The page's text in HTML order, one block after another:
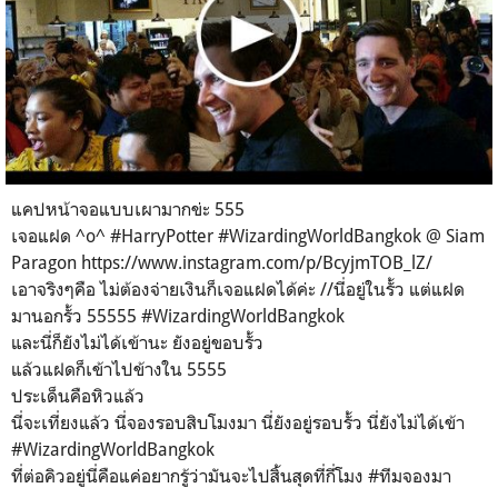
แคปหน้าจอแบบเผามากข่ะ 555
เจอแฝด ^o^ #HarryPotter #WizardingWorldBangkok @ Siam
Paragon https://www.instagram.com/p/BcyjmTOB_lZ/
เอาจริงๆคือ ไม่ต้องจ่ายเงินก็เจอแฝดได้ค่ะ //นี่อยู่ในรั้ว แต่แฝด
มานอกรั้ว 55555 #WizardingWorldBangkok
และนี่ก็ยังไม่ได้เข้านะ ยังอยู่ขอบรั้ว
แล้วแฝดก็เข้าไปข้างใน 5555
ประเด็นคือหิวแล้ว
นี่จะเที่ยงแล้ว นี่จองรอบสิบโมงมา นี่ยังอยู่รอบรั้ว นี่ยังไม่ได้เข้า
#WizardingWorldBangkok
ที่ต่อคิวอยู่นี่คือแค่อยากรู้ว่ามันจะไปสิ้นสุดที่กี่โมง #ทีมจองมา